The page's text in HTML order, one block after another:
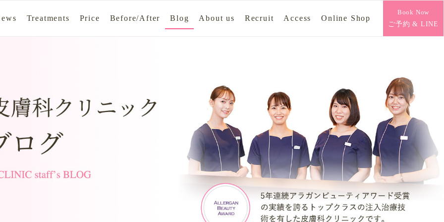
Treatments Price Before/After Blog About us Recruit Access Online Shop
Book Now
ご予約 & LINE